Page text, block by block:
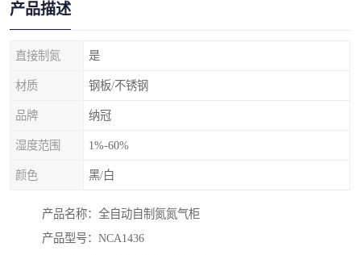
产品描述
直接制氮 是
材质 钢板/不锈钢
品牌 纳冠
湿度范围 1%-60%
颜色 黑/白
产品名称：全自动自制氮氮气柜
产品型号：NCA1436